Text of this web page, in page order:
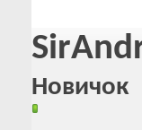
Новичок